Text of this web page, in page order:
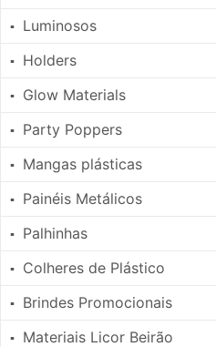
▪ Luminosos
▪ Holders
▪ Glow Materials
▪ Party Poppers
▪ Mangas plásticas
▪ Painéis Metálicos
▪ Palhinhas
▪ Colheres de Plástico
▪ Brindes Promocionais
▪ Materiais Licor Beirão